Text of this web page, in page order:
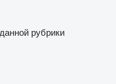
рубрики